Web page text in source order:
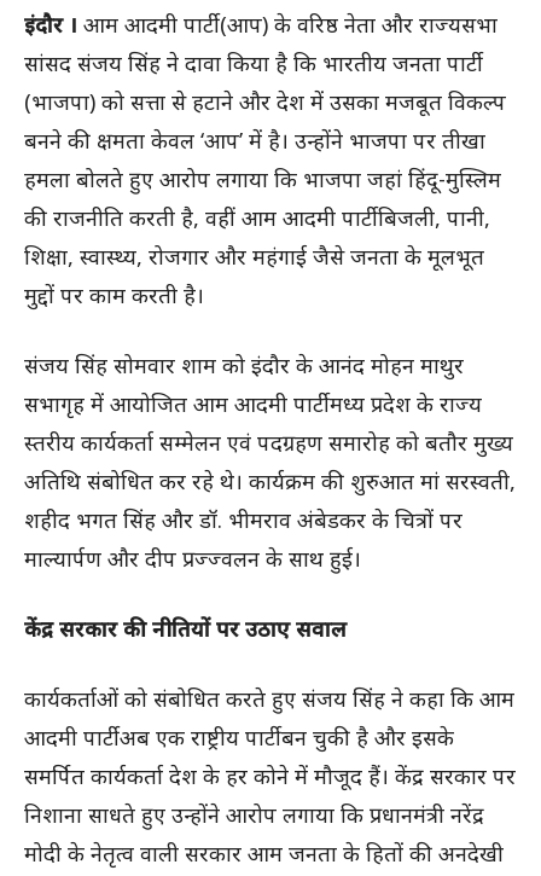
इंदौर । आम आदमी पार्टी (आप) के वरिष्ठ नेता और राज्यसभा
सांसद संजय सिंह ने दावा किया है कि भारतीय जनता पार्टी
(भाजपा) को सत्ता से हटाने और देश में उसका मजबूत विकल्प
बनने की क्षमता केवल ‘आप’ में है। उन्होंने भाजपा पर तीखा
हमला बोलते हुए आरोप लगाया कि भाजपा जहां हिंदू-मुस्लिम
की राजनीति करती है, वहीं आम आदमी पार्टी बिजली, पानी,
शिक्षा, स्वास्थ्य, रोजगार और महंगाई जैसे जनता के मूलभूत
मुद्दों पर काम करती है।
संजय सिंह सोमवार शाम को इंदौर के आनंद मोहन माथुर
सभागृह में आयोजित आम आदमी पार्टी मध्य प्रदेश के राज्य
स्तरीय कार्यकर्ता सम्मेलन एवं पदग्रहण समारोह को बतौर मुख्य
अतिथि संबोधित कर रहे थे। कार्यक्रम की शुरुआत मां सरस्वती,
शहीद भगत सिंह और डॉ. भीमराव अंबेडकर के चित्रों पर
माल्यार्पण और दीप प्रज्ज्वलन के साथ हुई।
केंद्र सरकार की नीतियों पर उठाए सवाल
कार्यकर्ताओं को संबोधित करते हुए संजय सिंह ने कहा कि आम
आदमी पार्टी अब एक राष्ट्रीय पार्टी बन चुकी है और इसके
समर्पित कार्यकर्ता देश के हर कोने में मौजूद हैं। केंद्र सरकार पर
निशाना साधते हुए उन्होंने आरोप लगाया कि प्रधानमंत्री नरेंद्र
मोदी के नेतृत्व वाली सरकार आम जनता के हितों की अनदेखी